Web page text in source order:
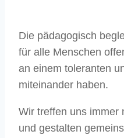
Die pädagogisch
für alle Menschen
an einem toleranten
miteinander haben.
Wir treffen uns immer
und gestalten